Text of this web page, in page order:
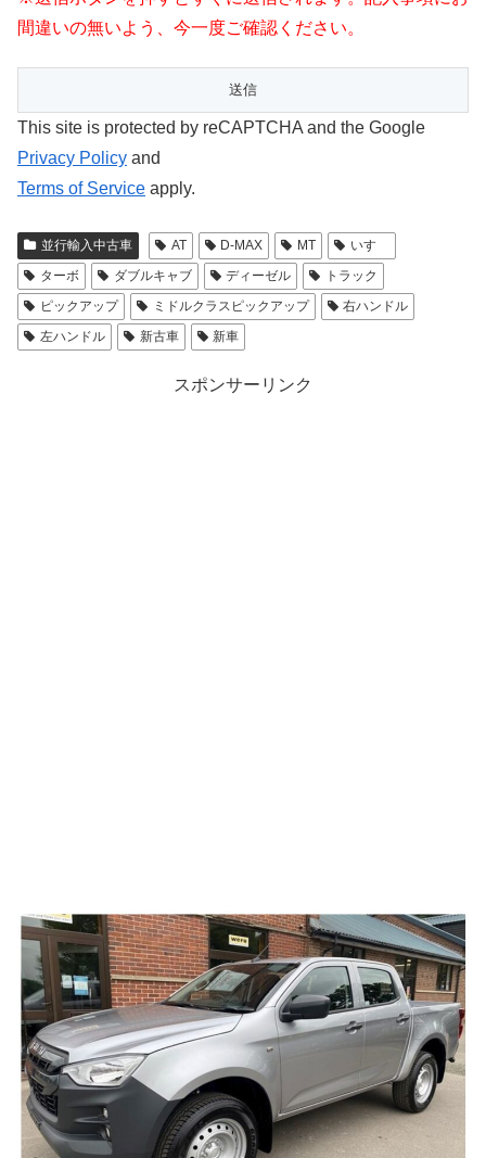
間違いの無いよう、今一度ご確認ください。
This site is protected by reCAPTCHA and the Google
Privacy Policy and
Terms of Service apply.
並行輸入中古車 AT D-MAX MT
いすゞ
ターボ
ダブルキャブ ディーゼル
トラック
ピックアップ
ミドルクラスピックアップ
右ハンドル
左ハンドル
新古車 新車
スポンサーリンク